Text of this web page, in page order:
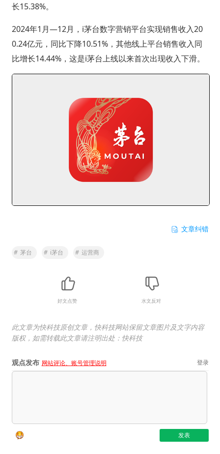
长15.38%。
2024年1月—12月，i茅台数字营销平台实现销售收入20
0.24亿元，同比下降10.51%，其他线上平台销售收入同
比增长14.44%，这是i茅台上线以来首次出现收入下滑。
文章纠错
# 茅台 # i茅台 # 运营商
好文点赞 水文反对
此文章为快科技原创文章，快科技网站保留文章图片及文字内容
版权，如需转载此文章请注明出处：快科技
观点发布 网站评论、账号管理说明 登录